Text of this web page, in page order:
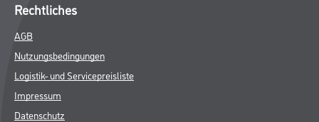
Rechtliches
AGB
Nutzungsbedingungen
Logistik- und Servicepreisliste
Impressum
Datenschutz